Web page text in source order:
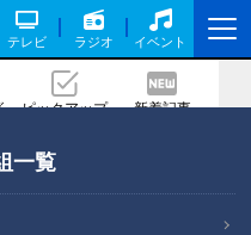
テレビ ラジオ イベント
ピックアップ 新着記事
一覧
育児日記定期配